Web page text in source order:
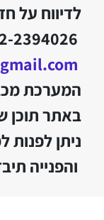
לדיווח על
המערכת
באתר תוכן
ניתן לפנות
והפנייה